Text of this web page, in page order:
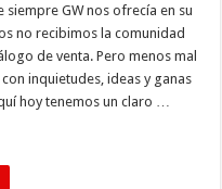
siempre GW nos ofrecía en su
no recibimos la comunidad
de venta. Pero menos mal
inquietudes, ideas y ganas
hoy tenemos un claro …